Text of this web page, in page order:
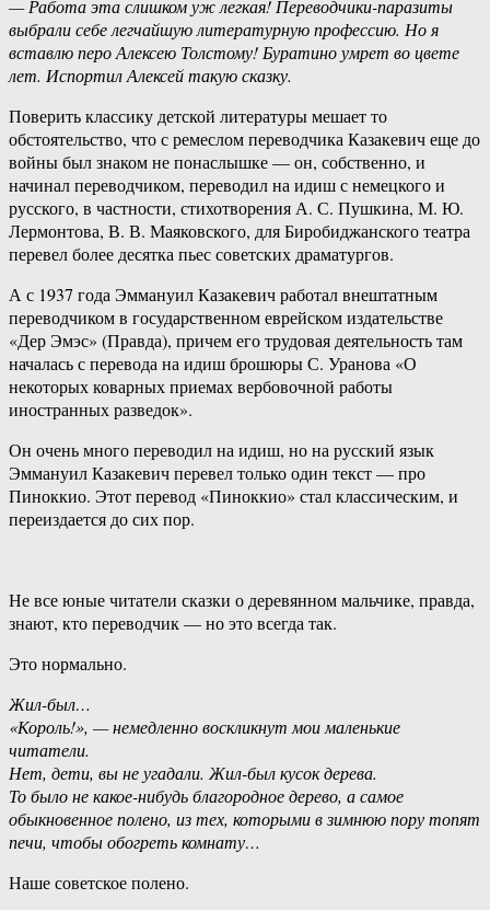
— Работа эта слишком уж легкая! Переводчики-паразиты
выбрали себе легчайшую литературную профессию. Но я
вставлю перо Алексею Толстому! Буратино умрет во цвете
лет. Испортил Алексей такую сказку.
Поверить классику детской литературы мешает то
обстоятельство, что с ремеслом переводчика Казакевич еще до
войны был знаком не понаслышке — он, собственно, и
начинал переводчиком, переводил на идиш с немецкого и
русского, в частности, стихотворения А. С. Пушкина, М. Ю.
Лермонтова, В. В. Маяковского, для Биробиджанского театра
перевел более десятка пьес советских драматургов.
А с 1937 года Эммануил Казакевич работал внештатным
переводчиком в государственном еврейском издательстве
«Дер Эмэс» (Правда), причем его трудовая деятельность там
началась с перевода на идиш брошюры С. Уранова «О
некоторых коварных приемах вербовочной работы
иностранных разведок».
Он очень много переводил на идиш, но на русский язык
Эммануил Казакевич перевел только один текст — про
Пиноккио. Этот перевод «Пиноккио» стал классическим, и
переиздается до сих пор.
Не все юные читатели сказки о деревянном мальчике, правда,
знают, кто переводчик — но это всегда так.
Это нормально.
Жил-был…
«Король!», — немедленно воскликнут мои маленькие
читатели.
Нет, дети, вы не угадали. Жил-был кусок дерева.
То было не какое-нибудь благородное дерево, а самое
обыкновенное полено, из тех, которыми в зимнюю пору топят
печи, чтобы обогреть комнату…
Наше советское полено.